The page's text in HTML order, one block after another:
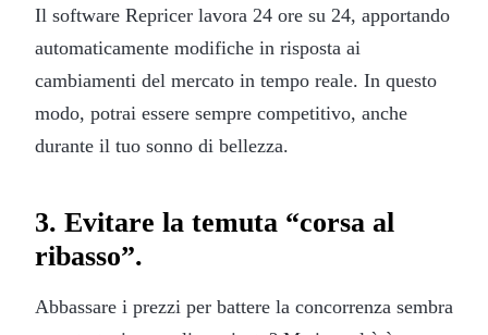
Il software Repricer lavora 24 ore su 24, apportando
automaticamente modifiche in risposta ai
cambiamenti del mercato in tempo reale. In questo
modo, potrai essere sempre competitivo, anche
durante il tuo sonno di bellezza.
3. Evitare la temuta “corsa al
ribasso”.
Abbassare i prezzi per battere la concorrenza sembra